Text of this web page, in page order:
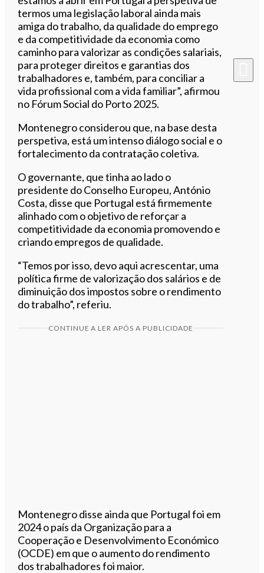
termos uma legislação laboral ainda mais
amiga do trabalho, da qualidade do emprego
e da competitividade da economia como
caminho para valorizar as condições salariais,
para proteger direitos e garantias dos
trabalhadores e, também, para conciliar a
vida profissional com a vida familiar”, afirmou
no Fórum Social do Porto 2025.
Montenegro considerou que, na base desta
perspetiva, está um intenso diálogo social e o
fortalecimento da contratação coletiva.
O governante, que tinha ao lado o
presidente do Conselho Europeu, António
Costa, disse que Portugal está firmemente
alinhado com o objetivo de reforçar a
competitividade da economia promovendo e
criando empregos de qualidade.
“Temos por isso, devo aqui acrescentar, uma
política firme de valorização dos salários e de
diminuição dos impostos sobre o rendimento
do trabalho”, referiu.
CONTINUE A LER APÓS A PUBLICIDADE
Montenegro disse ainda que Portugal foi em
2024 o país da Organização para a
Cooperação e Desenvolvimento Económico
(OCDE) em que o aumento do rendimento
dos trabalhadores foi maior.